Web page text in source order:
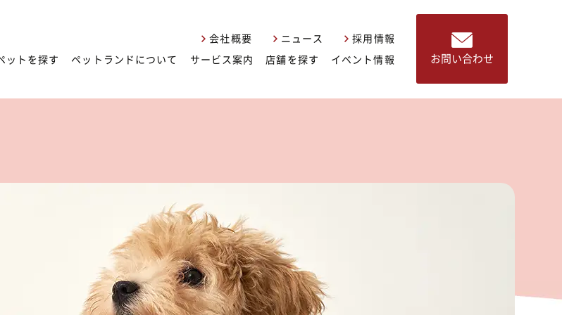
会社概要 ニュース
採用情報
ットを探す ペットランドについて サービス案内 店舗を探す イベント情報 お問い合わせ